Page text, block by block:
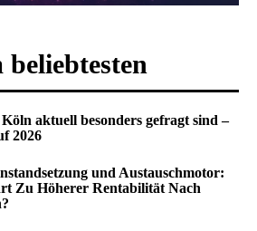
beliebtesten
aktuell besonders gefragt sind –
2026
und Austauschmotor:
Zu Höherer Rentabilität Nach